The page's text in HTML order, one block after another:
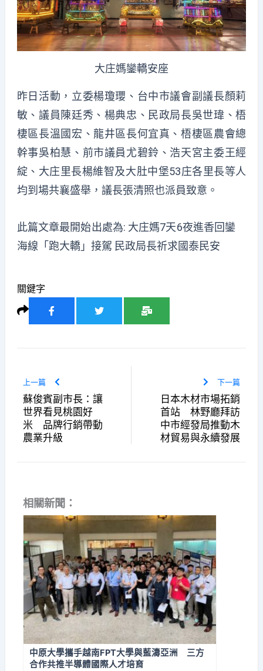
大庄媽鑾轎安座
昨日活動，立委楊瓊瓔、台中市議會副議長顏莉
敏、議員陳廷秀、楊典忠、民政局長吳世瑋、梧
棲區長溫國宏、龍井區長何宜真、梧棲區農會總
幹事吳柏慧、前市議員尤碧鈴、浩天宮主委王經
綻、大庄里長楊維智及大肚中堡53庄各里長等人
均到場共襄盛舉，議長張清照也派員致意。
此篇文章最開始出處為: 大庄媽7天6夜進香回鑾
海線「跑大轎」接駕 民政局長祈求國泰民安
關鍵字
上一篇
蘇俊賓副市長：讓
世界看見桃園好
米 品牌行銷帶動
農業升級
下一篇
日本木材市場拓銷
首站 林野廳拜訪
中市經發局推動木
材貿易與永續發展
相關新聞：
中原大學攜手越南FPT大學與藍濤亞洲 三方
合作共推半導體國際人才培育